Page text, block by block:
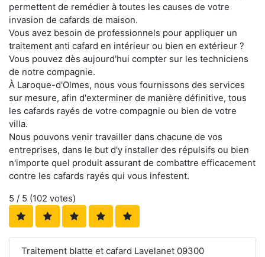
permettent de remédier à toutes les causes de votre
invasion de cafards de maison.
Vous avez besoin de professionnels pour appliquer un
traitement anti cafard en intérieur ou bien en extérieur ?
Vous pouvez dès aujourd'hui compter sur les techniciens
de notre compagnie.
À Laroque-d'Olmes, nous vous fournissons des services
sur mesure, afin d'exterminer de manière définitive, tous
les cafards rayés de votre compagnie ou bien de votre
villa.
Nous pouvons venir travailler dans chacune de vos
entreprises, dans le but d'y installer des répulsifs ou bien
n'importe quel produit assurant de combattre efficacement
contre les cafards rayés qui vous infestent.
5 / 5 (102 votes)
Traitement blatte et cafard Lavelanet 09300